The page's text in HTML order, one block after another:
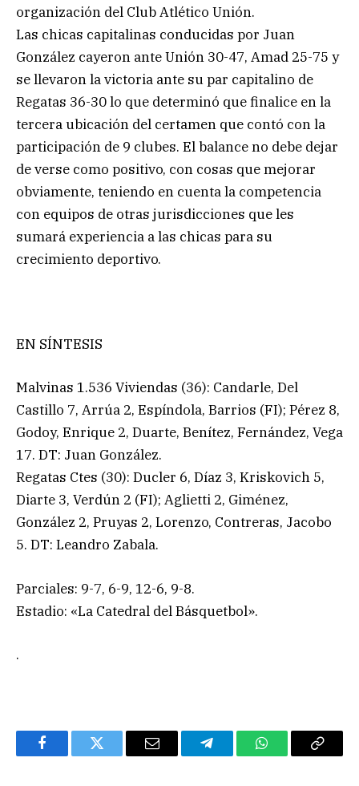
organización del Club Atlético Unión.
Las chicas capitalinas conducidas por Juan
González cayeron ante Unión 30-47, Amad 25-75 y
se llevaron la victoria ante su par capitalino de
Regatas 36-30 lo que determinó que finalice en la
tercera ubicación del certamen que contó con la
participación de 9 clubes. El balance no debe dejar
de verse como positivo, con cosas que mejorar
obviamente, teniendo en cuenta la competencia
con equipos de otras jurisdicciones que les
sumará experiencia a las chicas para su
crecimiento deportivo.
EN SÍNTESIS
Malvinas 1.536 Viviendas (36): Candarle, Del
Castillo 7, Arrúa 2, Espíndola, Barrios (FI); Pérez 8,
Godoy, Enrique 2, Duarte, Benítez, Fernández, Vega
17. DT: Juan González.
Regatas Ctes (30): Ducler 6, Díaz 3, Kriskovich 5,
Diarte 3, Verdún 2 (FI); Aglietti 2, Giménez,
González 2, Pruyas 2, Lorenzo, Contreras, Jacobo
5. DT: Leandro Zabala.
Parciales: 9-7, 6-9, 12-6, 9-8.
Estadio: «La Catedral del Básquetbol».
.
FacebookTwitter Email TelegramWhatsAppCopy